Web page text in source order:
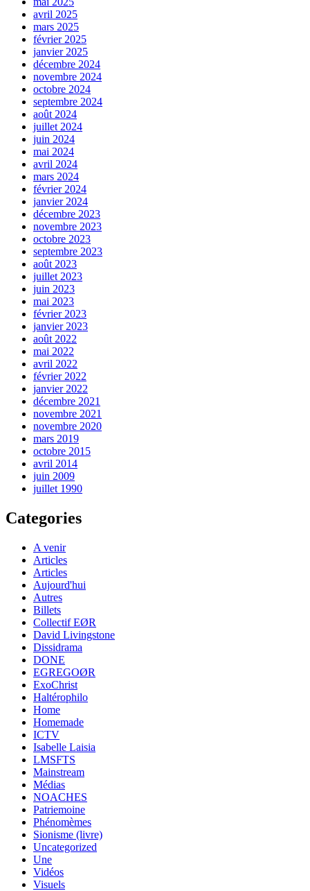
avril 2025
mars 2025
février 2025
janvier 2025
décembre 2024
novembre 2024
octobre 2024
septembre 2024
août 2024
juillet 2024
juin 2024
mai 2024
avril 2024
mars 2024
février 2024
janvier 2024
décembre 2023
novembre 2023
octobre 2023
septembre 2023
août 2023
juillet 2023
juin 2023
mai 2023
février 2023
janvier 2023
août 2022
mai 2022
avril 2022
février 2022
janvier 2022
décembre 2021
novembre 2021
novembre 2020
mars 2019
octobre 2015
avril 2014
juin 2009
juillet 1990
Categories
A venir
Articles
Articles
Aujourd'hui
Autres
Billets
Collectif EØR
David Livingstone
Dissidrama
DONE
EGREGOØR
ExoChrist
Haltérophilo
Home
Homemade
ICTV
Isabelle Laisia
LMSFTS
Mainstream
Médias
NOACHES
Patriemoine
Phénomèmes
Sionisme (livre)
Uncategorized
Une
Vidéos
Visuels